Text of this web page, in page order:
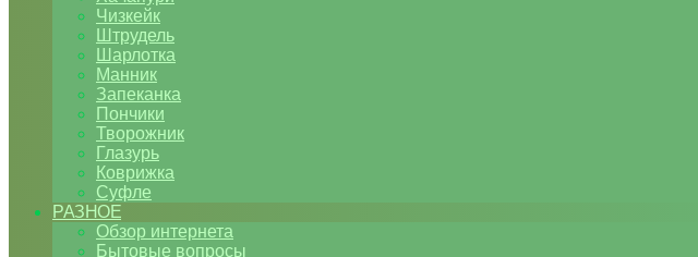
Чизкейк
Штрудель
Шарлотка
Манник
Запеканка
Пончики
Творожник
Глазурь
Коврижка
Суфле
РАЗНОЕ
Обзор интернета
Бытовые вопросы